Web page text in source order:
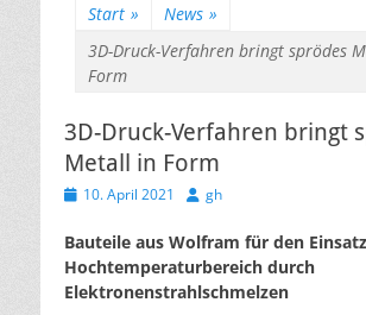
Start » News »
3D-Druck-Verfahren bringt sprödes
Form
3D-Druck-Verfahren bringt
Metall in Form
Veröffentlicht
10. April 2021 Autor
gh
Bauteile aus Wolfram für den
Hochtemperaturbereich durch
Elektronenstrahlschmelzen